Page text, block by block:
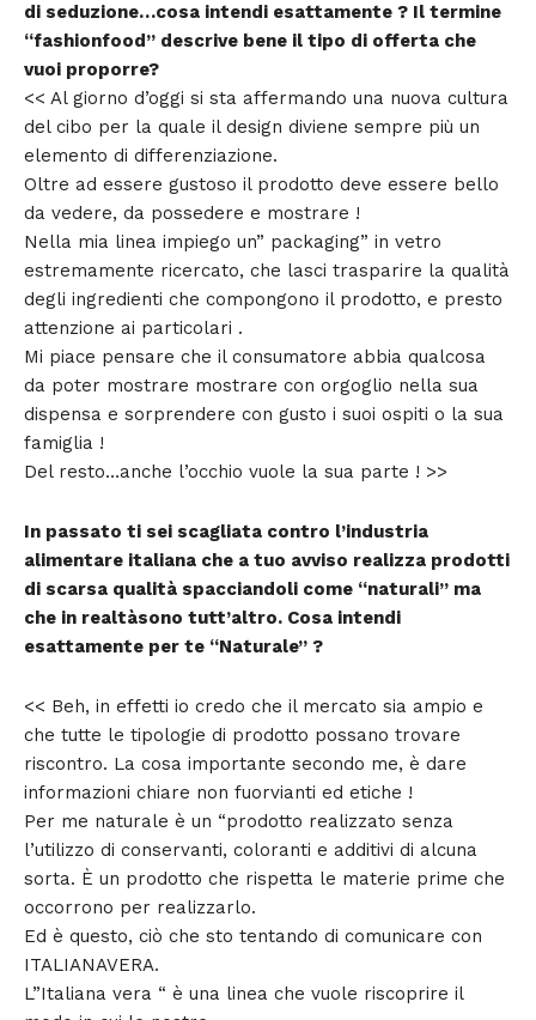
di seduzione…cosa intendi esattamente ? Il termine
“fashionfood” descrive bene il tipo di offerta che
vuoi proporre?
<< Al giorno d’oggi si sta affermando una nuova cultura
del cibo per la quale il design diviene sempre più un
elemento di differenziazione.
Oltre ad essere gustoso il prodotto deve essere bello
da vedere, da possedere e mostrare !
Nella mia linea impiego un” packaging” in vetro
estremamente ricercato, che lasci trasparire la qualità
degli ingredienti che compongono il prodotto, e presto
attenzione ai particolari .
Mi piace pensare che il consumatore abbia qualcosa
da poter mostrare mostrare con orgoglio nella sua
dispensa e sorprendere con gusto i suoi ospiti o la sua
famiglia !
Del resto…anche l’occhio vuole la sua parte ! >>
In passato ti sei scagliata contro l’industria
alimentare italiana che a tuo avviso realizza prodotti
di scarsa qualità spacciandoli come “naturali” ma
che in realtàsono tutt’altro. Cosa intendi
esattamente per te “Naturale” ?
<< Beh, in effetti io credo che il mercato sia ampio e
che tutte le tipologie di prodotto possano trovare
riscontro. La cosa importante secondo me, è dare
informazioni chiare non fuorvianti ed etiche !
Per me naturale è un “prodotto realizzato senza
l’utilizzo di conservanti, coloranti e additivi di alcuna
sorta. È un prodotto che rispetta le materie prime che
occorrono per realizzarlo.
Ed è questo, ciò che sto tentando di comunicare con
ITALIANAVERA.
L”Italiana vera “ è una linea che vuole riscoprire il